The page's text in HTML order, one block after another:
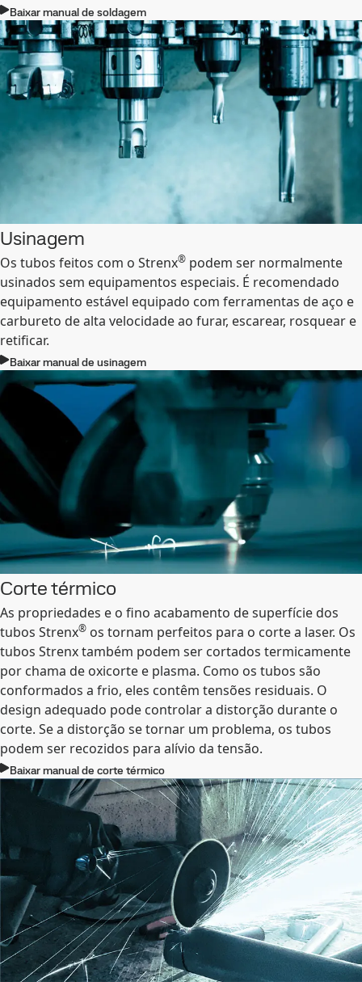
Baixar manual de soldagem
Usinagem
Os tubos feitos com o Strenx® podem ser normalmente
usinados sem equipamentos especiais. É recomendado
equipamento estável equipado com ferramentas de aço e
carbureto de alta velocidade ao furar, escarear, rosquear e
retificar.
Baixar manual de usinagem
Corte térmico
As propriedades e o fino acabamento de superfície dos
tubos Strenx® os tornam perfeitos para o corte a laser. Os
tubos Strenx também podem ser cortados termicamente
por chama de oxicorte e plasma. Como os tubos são
conformados a frio, eles contêm tensões residuais. O
design adequado pode controlar a distorção durante o
corte. Se a distorção se tornar um problema, os tubos
podem ser recozidos para alívio da tensão.
Baixar manual de corte térmico